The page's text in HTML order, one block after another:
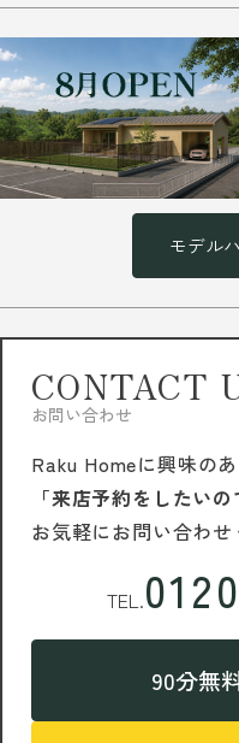
モデル
CONTACT
お問い合わせ
Raku Homeに興味のあ
「来店予約をしたいの
お気軽にお問い合わせ
TEL.
90分無